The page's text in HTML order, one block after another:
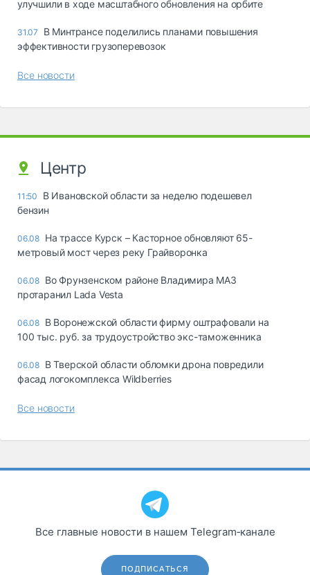
улучшили в ходе масштабного обновления на орбите
31.07
В Минтрансе поделились планами повышения
эффективности грузоперевозок
Все новости
Центр
11:50
В Ивановской области за неделю подешевел
бензин
06.08 На трассе Курск – Касторное обновляют 65-
метровый мост через реку Грайворонка
06.08 Во Фрунзенском районе Владимира МАЗ
протаранил Lada Vesta
06.08 В Воронежской области фирму оштрафовали на
100 тыс. руб. за трудоустройство экс-таможенника
06.08 В Тверской области обломки дрона повредили
фасад логокомплекса Wildberries
Все новости
Все главные новости в нашем Telegram‑канале
ПОДПИСАТЬСЯ